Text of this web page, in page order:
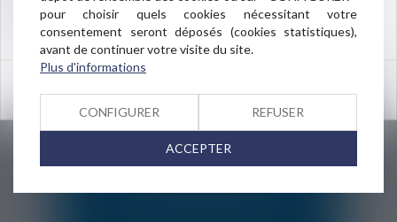
Vous pouvez également remplir notre
formulaire de contact pour :
ÊTRE RAPPELE
POUR UNE URGENCE
(arrestation, obligation de quitter le
pour choisir quels cookies nécessitant votre
consentement seront déposés (cookies statistiques),
avant de continuer votre visite du site.
Plus d'informations
CONFIGURER REFUSER
ACCEPTER
75016 PARIS